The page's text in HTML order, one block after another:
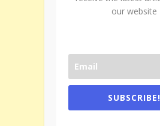
our website
SUBSCRIBE!